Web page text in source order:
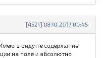
[4521] 08.10.2017 00:45
в виду не содержание
на поле и абсолютно